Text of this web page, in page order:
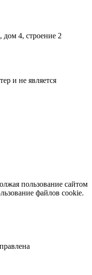
дом 4, строение 2
и не является
пользование сайтом
файлов cookie.